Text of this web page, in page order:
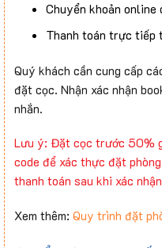
Chuyển khoản online
Thanh toán trực tiếp
Quý khách cần cung cấp
đặt cọc. Nhận xác nhận
nhắn.
Lưu ý: Đặt cọc trước 50%
code để xác thực đặt
thanh toán sau khi xác
Xem thêm: Quy trình đặt